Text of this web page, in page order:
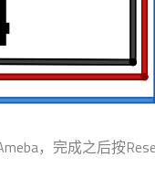
，完成之后按